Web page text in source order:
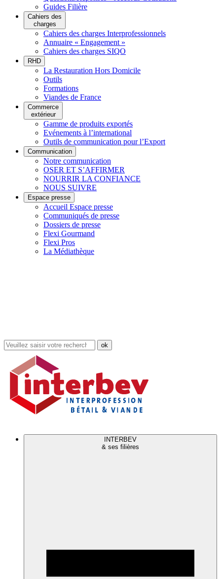
Guides Filière
Cahiers des
charges
Cahiers des charges Interprofessionnels
Annuaire « Engagement »
Cahiers des charges SIQO
RHD
La Restauration Hors Domicile
Outils
Formations
Viandes de France
Commerce
extérieur
Gamme de produits exportés
Evénements à l’international
Outils de communication pour l’Export
Communication
Notre communication
OSER ET S’AFFIRMER
NOURRIR LA CONFIANCE
NOUS SUIVRE
Espace presse
Accueil Espace presse
Communiqués de presse
Dossiers de presse
Flexi Gourmand
Flexi Pros
La Médiathèque
Rechercher
dans
site
INTERBEV
& ses filières